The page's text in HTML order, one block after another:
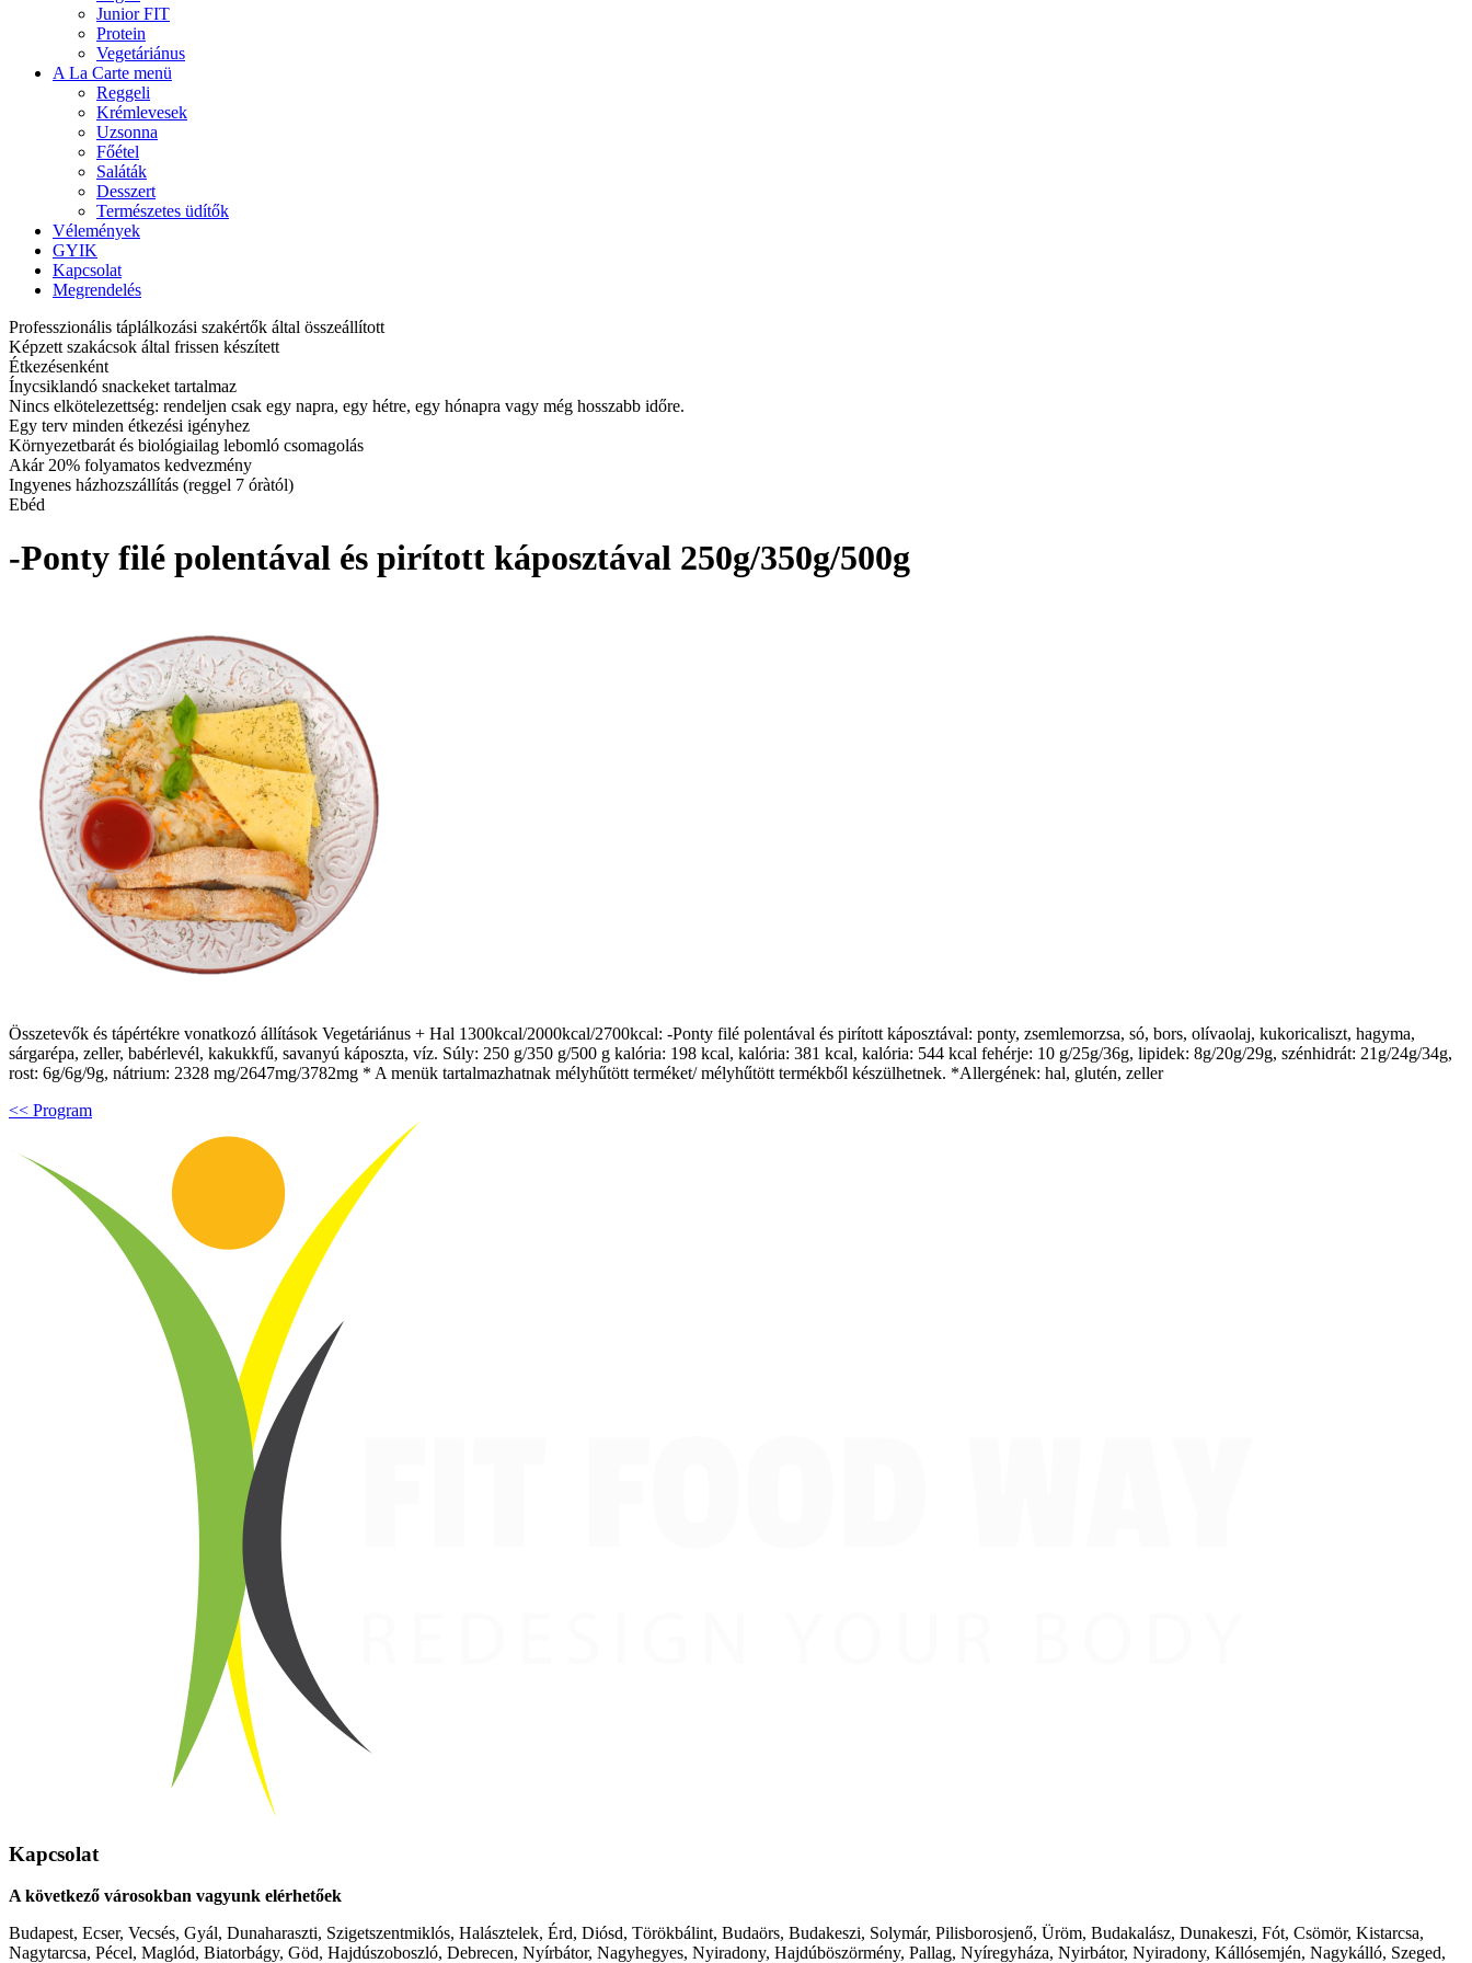
Junior FIT
Protein
Vegetáriánus
A La Carte menü
Reggeli
Krémlevesek
Uzsonna
Főétel
Saláták
Desszert
Természetes üdítők
Vélemények
GYIK
Kapcsolat
Megrendelés
Professzionális táplálkozási szakértők által összeállított
Képzett szakácsok által frissen készített
Étkezésenként
Ínycsiklandó snackeket tartalmaz
Nincs elkötelezettség: rendeljen csak egy napra, egy hétre, egy hónapra vagy még hosszabb időre.
Egy terv minden étkezési igényhez
Környezetbarát és biológiailag lebomló csomagolás
Akár 20% folyamatos kedvezmény
Ingyenes házhozszállítás (reggel 7 óràtól)
Ebéd
-Ponty filé polentával és pirított káposztával 250g/350g/500g
Összetevők és tápértékre vonatkozó állítások Vegetáriánus + Hal 1300kcal/2000kcal/2700kcal: -Ponty filé polentával és pirított káposztával: ponty, zsemlemorzsa, só, bors, olívaolaj, kukoricaliszt, hagyma,
sárgarépa, zeller, babérlevél, kakukkfű, savanyú káposzta, víz. Súly: 250 g/350 g/500 g kalória: 198 kcal, kalória: 381 kcal, kalória: 544 kcal fehérje: 10 g/25g/36g, lipidek: 8g/20g/29g, szénhidrát: 21g/24g/34g,
rost: 6g/6g/9g, nátrium: 2328 mg/2647mg/3782mg * A menük tartalmazhatnak mélyhűtött terméket/ mélyhűtött termékből készülhetnek. *Allergének: hal, glutén, zeller
<< Program
Kapcsolat
A következő városokban vagyunk elérhetőek
Budapest, Ecser, Vecsés, Gyál, Dunaharaszti, Szigetszentmiklós, Halásztelek, Érd, Diósd, Törökbálint, Budaörs, Budakeszi, Solymár, Pilisborosjenő, Üröm, Budakalász, Dunakeszi, Fót, Csömör, Kistarcsa,
Nagytarcsa, Pécel, Maglód, Biatorbágy, Göd, Hajdúszoboszló, Debrecen, Nyírbátor, Nagyhegyes, Nyiradony, Hajdúböszörmény, Pallag, Nyíregyháza, Nyirbátor, Nyiradony, Kállósemjén, Nagykálló, Szeged,